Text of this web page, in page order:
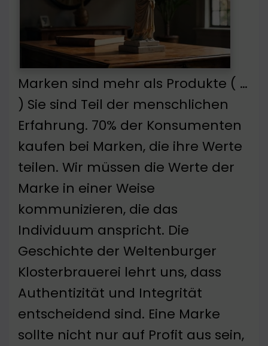
Marken sind mehr als Produkte ( …
) Sie sind Teil der menschlichen
Erfahrung. 70% der Konsumenten
kaufen bei Marken, die ihre Werte
teilen. Wir müssen die Werte der
Marke in einer Weise
kommunizieren, die das
Individuum anspricht. Die
Geschichte der Weltenburger
Klosterbrauerei lehrt uns, dass
Authentizität und Integrität
entscheidend sind. Eine Marke
sollte nicht nur auf Profit aus sein,